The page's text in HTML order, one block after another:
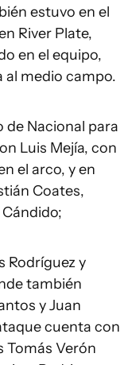
estuvo en el
River Plate,
en el equipo,
al medio campo.
de Nacional para
Luis Mejía, con
el arco, y en
Coates,
Rodríguez y
también
y Juan
cuenta con
Tomás Verón